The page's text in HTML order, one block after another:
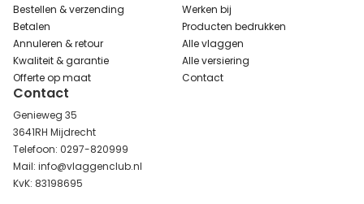
Bestellen & verzending
Betalen
Annuleren & retour
Kwaliteit & garantie
Offerte op maat
Werken bij
Producten bedrukken
Alle vlaggen
Alle versiering
Contact
Contact
Genieweg 35
3641RH Mijdrecht
Telefoon: 0297-820999
Mail: info@vlaggenclub.nl
KvK: 83198695